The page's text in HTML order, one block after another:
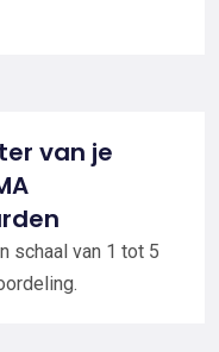
van je
schaal van 1 tot 5